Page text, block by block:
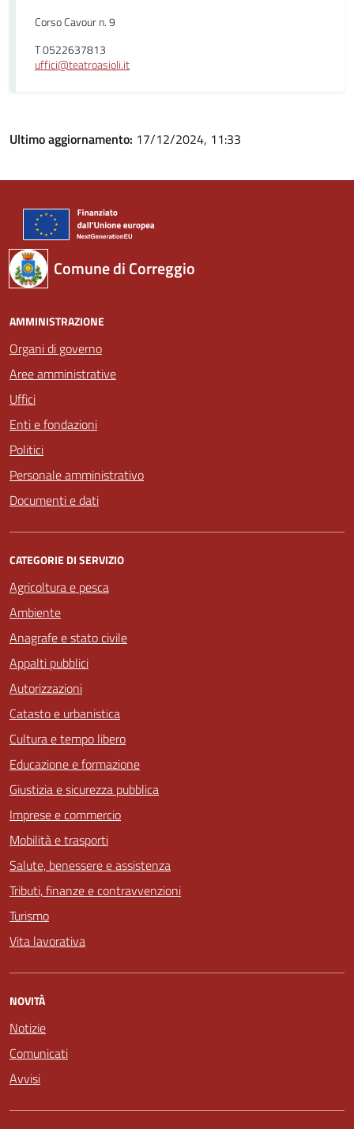
Corso Cavour n. 9
T 0522637813
uffici@teatroasioli.it
Ultimo aggiornamento: 17/12/2024, 11:33
Comune di Correggio
AMMINISTRAZIONE
Organi di governo
Aree amministrative
Uffici
Enti e fondazioni
Politici
Personale amministrativo
Documenti e dati
CATEGORIE DI SERVIZIO
Agricoltura e pesca
Ambiente
Anagrafe e stato civile
Appalti pubblici
Autorizzazioni
Catasto e urbanistica
Cultura e tempo libero
Educazione e formazione
Giustizia e sicurezza pubblica
Imprese e commercio
Mobilità e trasporti
Salute, benessere e assistenza
Tributi, finanze e contravvenzioni
Turismo
Vita lavorativa
NOVITÀ
Notizie
Comunicati
Avvisi